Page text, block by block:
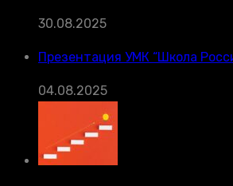
30.08.2025
Презентация УМК “Школа
04.08.2025